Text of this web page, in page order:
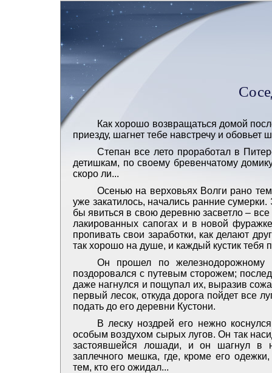
Как хорошо возвращаться домой
приезду, шагнет тебе навстречу и
Степан все лето проработал в
детишкам, по своему бревенчатому
скоро ли...
Осенью на верховьях Волги рано
уже закатилось, начались ранние
бы явиться в свою деревню засветло –
лакированных сапогах и в новой
пропивать свои заработки, как делают
так хорошо на душе, и каждый кустик тебя
Он прошел по железнодорожному
поздоровался с путевым сторожем;
даже нагнулся и пощупал их, выразив
первый лесок, откуда дорога пойдет все
подать до его деревни Кустони.
В леску ноздрей его нежно
особым воздухом сырых лугов. Он так
застоявшейся лошади, и он шагнул в
заплечного мешка, где, кроме его
тем, кто его ожидал...